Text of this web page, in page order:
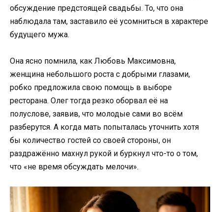
обсуждение предстоящей свадьбы. То, что она
наблюдала там, заставило её усомниться в характере
будущего мужа.
Она ясно помнила, как Любовь Максимовна,
женщина небольшого роста с добрыми глазами,
робко предложила свою помощь в выборе
ресторана. Олег тогда резко оборвал её на
полуслове, заявив, что молодые сами во всём
разберутся. А когда мать попыталась уточнить хотя
бы количество гостей со своей стороны, он
раздражённо махнул рукой и буркнул что-то о том,
что «не время обсуждать мелочи».